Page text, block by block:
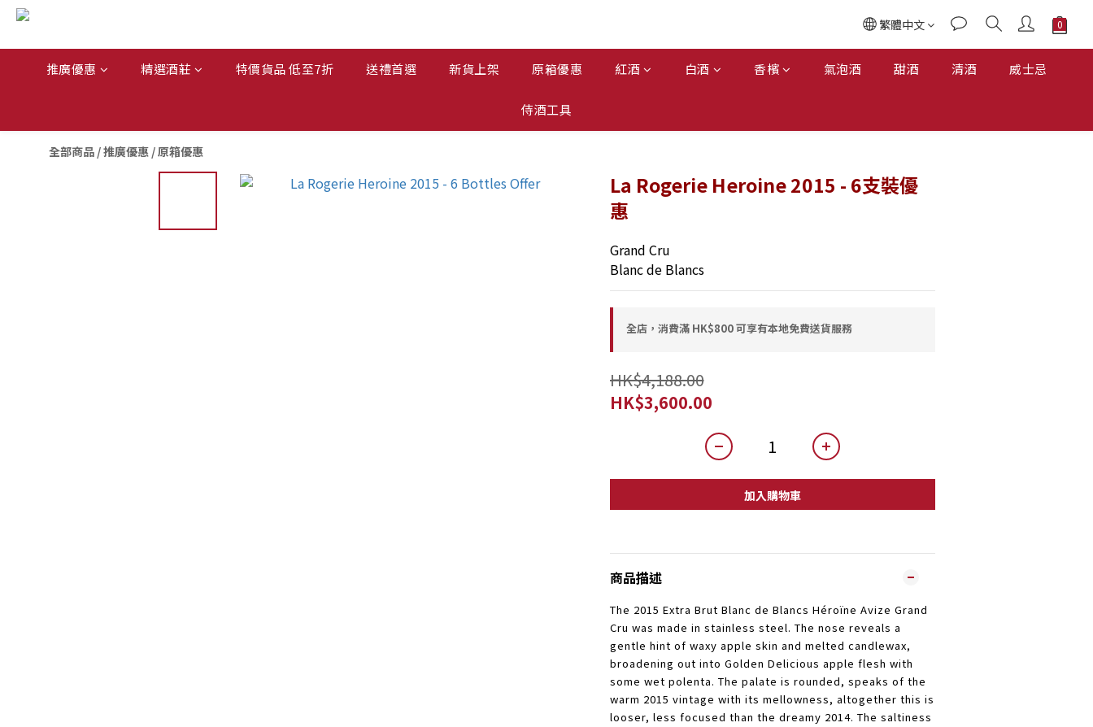
繁體中文
推廣優惠 精選酒莊 特價貨品 低至7折 送禮首選 新貨上架 原箱優惠 紅酒 白酒 香檳 氣泡酒 甜酒 清酒 威士忌
侍酒工具
全部商品 /推廣優惠 /原箱優惠
La Rogerie Heroine 2015 - 6支裝優
惠
Grand Cru
Blanc de Blancs
全店，消費滿 HK$800 可享有本地免費送貨服務
HK$4,188.00
HK$3,600.00
加入購物車
商品描述
The 2015 Extra Brut Blanc de Blancs Héroïne Avize Grand
Cru was made in stainless steel. The nose reveals a
gentle hint of waxy apple skin and melted candlewax,
broadening out into Golden Delicious apple flesh with
some wet polenta. The palate is rounded, speaks of the
warm 2015 vintage with its mellowness, altogether this is
looser, less focused than the dreamy 2014. The saltiness